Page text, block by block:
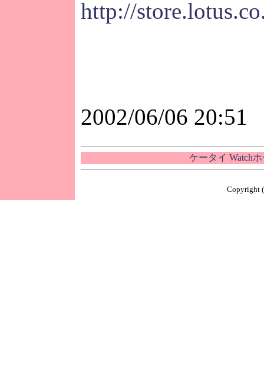
http://
2002/06/06 20:51
ケータイ Watch
Copyright